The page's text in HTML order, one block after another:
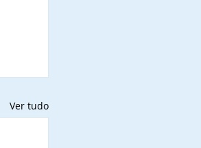
Ver tudo